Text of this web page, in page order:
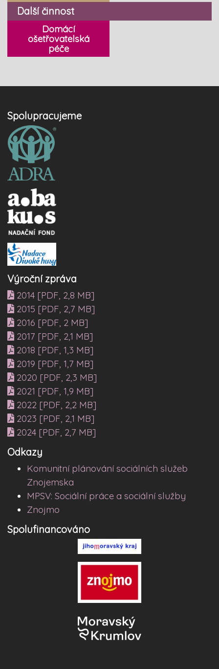
Další činnost
Domácí
ošetřovatelská
péče
Spolupracujeme
Výroční zpráva
2014 [PDF, 2,8 MB]
2015 [PDF, 2,7 MB]
2016 [PDF, 2 MB]
2017 [PDF, 2,1 MB]
2018 [PDF, 1,3 MB]
2019 [PDF, 1,7 MB]
2020 [PDF, 2,3 MB]
2021 [PDF, 1,9 MB]
2022 [PDF, 2,2 MB]
2023 [PDF, 2,1 MB]
2024 [PDF, 2,7 MB]
Odkazy
Komunitní plánování sociálních služeb
Znojemska
MPSV: Sociální práce a sociální služby
Znojmo
Spolufinancováno